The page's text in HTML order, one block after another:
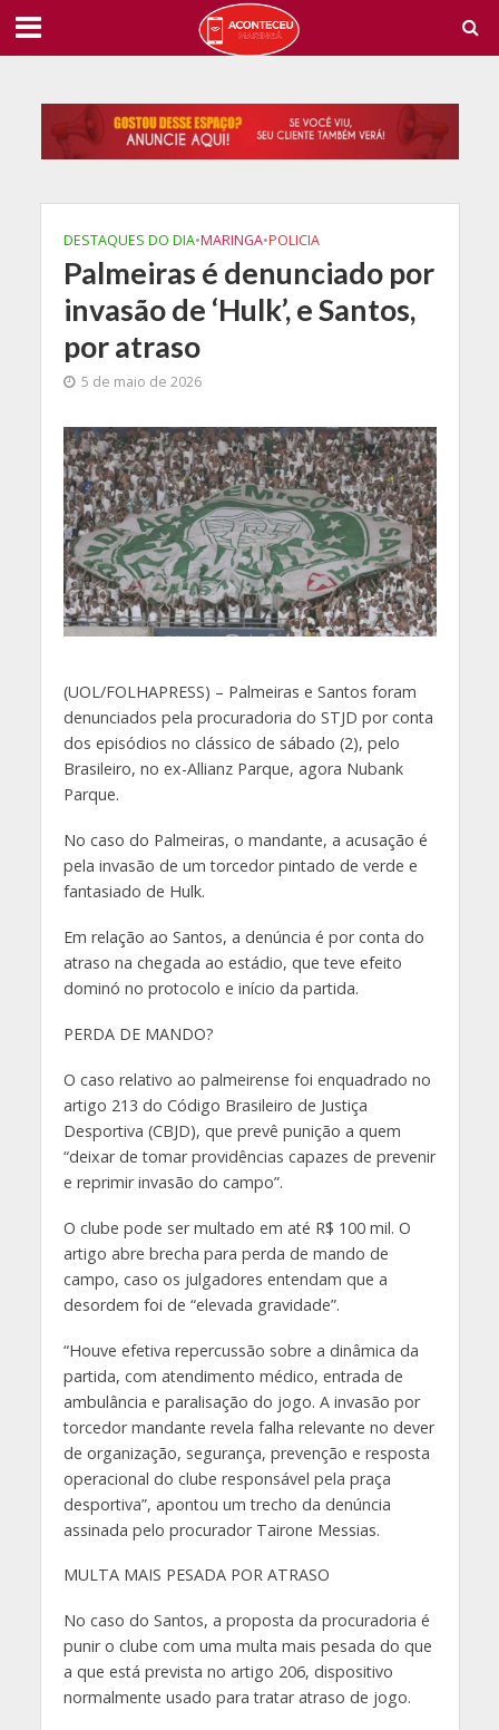
DESTAQUES DO DIA•MARINGA•POLICIA
Palmeiras é denunciado por
invasão de ‘Hulk’, e Santos,
por atraso
5 de maio de 2026
(UOL/FOLHAPRESS) – Palmeiras e Santos foram
denunciados pela procuradoria do STJD por conta
dos episódios no clássico de sábado (2), pelo
Brasileiro, no ex-Allianz Parque, agora Nubank
Parque.
No caso do Palmeiras, o mandante, a acusação é
pela invasão de um torcedor pintado de verde e
fantasiado de Hulk.
Em relação ao Santos, a denúncia é por conta do
atraso na chegada ao estádio, que teve efeito
dominó no protocolo e início da partida.
PERDA DE MANDO?
O caso relativo ao palmeirense foi enquadrado no
artigo 213 do Código Brasileiro de Justiça
Desportiva (CBJD), que prevê punição a quem
“deixar de tomar providências capazes de prevenir
e reprimir invasão do campo”.
O clube pode ser multado em até R$ 100 mil. O
artigo abre brecha para perda de mando de
campo, caso os julgadores entendam que a
desordem foi de “elevada gravidade”.
“Houve efetiva repercussão sobre a dinâmica da
partida, com atendimento médico, entrada de
ambulância e paralisação do jogo. A invasão por
torcedor mandante revela falha relevante no dever
de organização, segurança, prevenção e resposta
operacional do clube responsável pela praça
desportiva”, apontou um trecho da denúncia
assinada pelo procurador Tairone Messias.
MULTA MAIS PESADA POR ATRASO
No caso do Santos, a proposta da procuradoria é
punir o clube com uma multa mais pesada do que
a que está prevista no artigo 206, dispositivo
normalmente usado para tratar atraso de jogo.